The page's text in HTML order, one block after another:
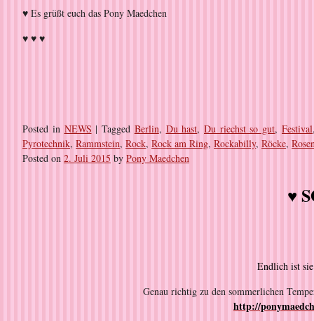
♥ Es grüßt euch das Pony Maedchen
♥ ♥ ♥
Posted in NEWS | Tagged Berlin, Du hast, Du riechst so gut, Festival
Pyrotechnik, Rammstein, Rock, Rock am Ring, Rockabilly, Röcke,
Posted on 2. Juli 2015 by Pony Maedchen
♥
Endlich ist
Genau richtig zu den sommerlichen
http://